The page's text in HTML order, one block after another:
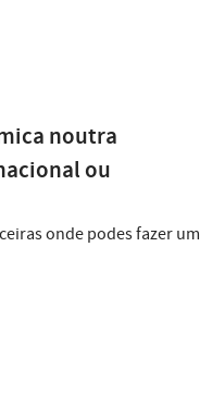
noutra
ou
onde podes fazer um